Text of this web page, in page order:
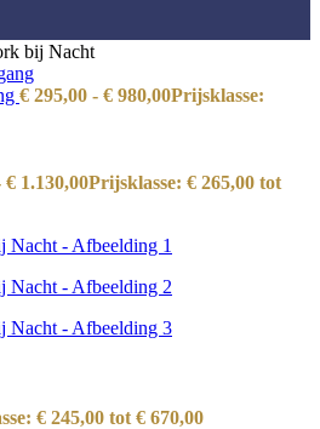
bij Nacht
€ 295,00 - € 980,00Prijsklasse:
€ 1.130,00Prijsklasse: € 265,00 tot
€ 245,00 tot € 670,00